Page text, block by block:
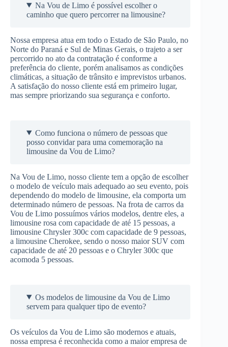
Na Vou de Limo é possível escolher o
caminho que quero percorrer na limousine?
Nossa empresa atua em todo o Estado de São Paulo, no
Norte do Paraná e Sul de Minas Gerais, o trajeto a ser
percorrido no ato da contratação é conforme a
preferência do cliente, porém analisamos as condições
climáticas, a situação de trânsito e imprevistos urbanos.
A satisfação do nosso cliente está em primeiro lugar,
mas sempre priorizando sua segurança e conforto.
Como funciona o número de pessoas que
posso convidar para uma comemoração na
limousine da Vou de Limo?
Na Vou de Limo, nosso cliente tem a opção de escolher
o modelo de veículo mais adequado ao seu evento, pois
dependendo do modelo de limousine, ela comporta um
determinado número de pessoas. Na frota de carros da
Vou de Limo possuímos vários modelos, dentre eles, a
limousine rosa com capacidade de até 15 pessoas, a
limousine Chrysler 300c com capacidade de 9 pessoas,
a limousine Cherokee, sendo o nosso maior SUV com
capacidade de até 20 pessoas e o Chryler 300c que
acomoda 5 pessoas.
Os modelos de limousine da Vou de Limo
servem para qualquer tipo de evento?
Os veículos da Vou de Limo são modernos e atuais,
nossa empresa é reconhecida como a maior empresa de